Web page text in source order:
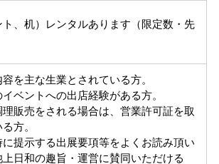
ト、机）レンタルあります（限定数・先
容を主な生業とされている方。
イベントへの出店経験がある方。
理販売をされる場合は、営業許可証を取
方。
に提示する出展要項等をよくお読み頂い
上日和の趣旨・運営に賛同いただける